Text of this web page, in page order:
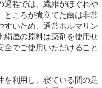
過程では、繊維がほぐれや
ところが煮立てた繭は非常
すいため、通常ホルマリン
絹屋の原料は薬剤を使用せ
全でご使用いただけること
を利用し、寝ている間の足